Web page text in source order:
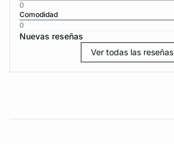
0
Comodidad
0
Nuevas reseñas
Ver todas las reseñas